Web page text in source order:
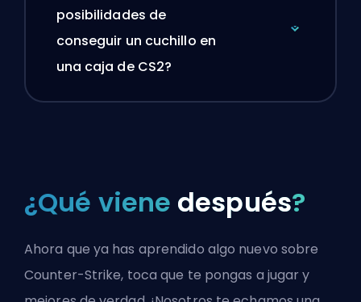
posibilidades de
conseguir un cuchillo en
una caja de CS2?
¿Qué viene después?
Ahora que ya has aprendido algo nuevo sobre
Counter-Strike, toca que te pongas a jugar y